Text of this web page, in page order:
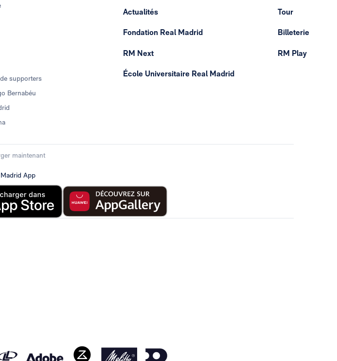
supporters
Bernabéu
Actualités
Fondation Real Madrid
RM Next
École Universitaire Real Madrid
Tour
Billeterie
RM Play
maintenant
App